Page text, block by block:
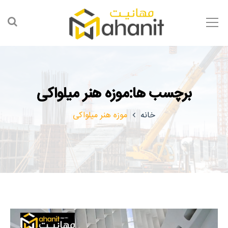
برچسب ها:موزه هنر میلواکی
خانه موزه هنر میلواکی